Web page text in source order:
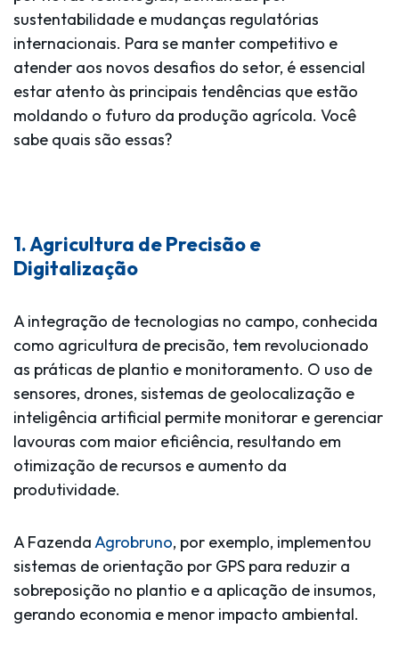
sustentabilidade e mudanças regulatórias
internacionais. Para se manter competitivo e
atender aos novos desafios do setor, é essencial
estar atento às principais tendências que estão
moldando o futuro da produção agrícola. Você
sabe quais são essas?
1. Agricultura de Precisão e
Digitalização
A integração de tecnologias no campo, conhecida
como agricultura de precisão, tem revolucionado
as práticas de plantio e monitoramento. O uso de
sensores, drones, sistemas de geolocalização e
inteligência artificial permite monitorar e gerenciar
lavouras com maior eficiência, resultando em
otimização de recursos e aumento da
produtividade.
A FazendaAgrobruno, por exemplo, implementou
sistemas de orientação por GPS para reduzir a
sobreposição no plantio e a aplicação de insumos,
gerando economia e menor impacto ambiental.